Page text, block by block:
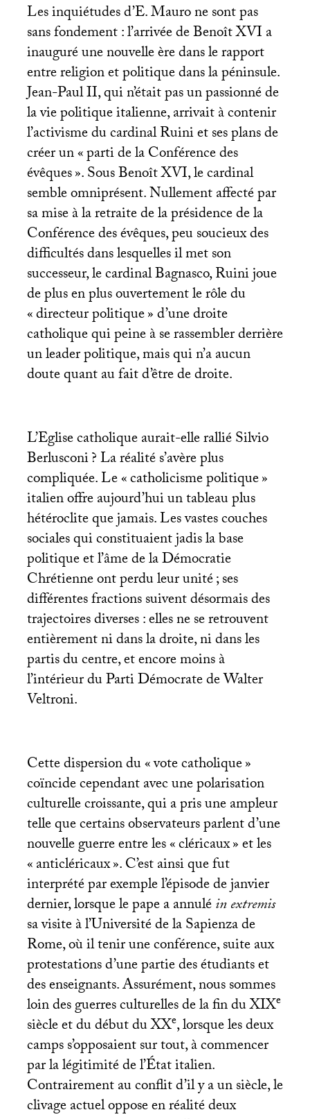
Les inquiétudes d’E. Mauro ne sont pas
sans fondement : l’arrivée de BenoîtXVIa
inauguré une nouvelle ère dans le rapport
entre religion et politique dans la péninsule.
Jean-PaulII, qui n’était pas un passionné de
la vie politique italienne, arrivait à contenir
l’activisme du cardinal Ruini et ses plans de
créer un «parti de la Conférence des
évêques». Sous BenoîtXVI, le cardinal
semble omniprésent. Nullement affecté par
sa mise à la retraite de la présidence de la
Conférence des évêques, peu soucieux des
difficultés dans lesquelles il met son
successeur, le cardinal Bagnasco, Ruini joue
de plus en plus ouvertement le rôle du
«directeur politique» d’une droite
catholique qui peine à se rassembler derrière
un leader politique, mais qui n’a aucun
doute quant au fait d’être de droite.
L’Eglise catholique aurait-elle rallié Silvio
Berlusconi? La réalité s’avère plus
compliquée. Le «catholicisme politique»
italien offre aujourd’hui un tableau plus
hétéroclite que jamais. Les vastes couches
sociales qui constituaient jadis la base
politique et l’âme de la Démocratie
Chrétienne ont perdu leur unité; ses
différentes fractions suivent désormais des
trajectoires diverses : elles ne se retrouvent
entièrement ni dans la droite, ni dans les
partis du centre, et encore moins à
l’intérieur du Parti Démocrate de Walter
Veltroni.
Cette dispersion du «vote catholique»
coïncide cependant avec une polarisation
culturelle croissante, qui a pris une ampleur
telle que certains observateurs parlent d’une
nouvelle guerre entre les «cléricaux» et les
«anticléricaux». C’est ainsi que fut
interprété par exemple l’épisode de janvier
dernier, lorsque le pape a annuléin extremis
sa visite à l’Université de la Sapienza de
Rome, où il tenir une conférence, suite aux
protestations d’une partie des étudiants et
des enseignants. Assurément, nous sommes
loin des guerres culturelles de la fin duXIXe
siècle et du début duXXe, lorsque les deux
camps s’opposaient sur tout, à commencer
par la légitimité de l’État italien.
Contrairement au conflit d’il y a un siècle, le
clivage actuel oppose en réalité deux